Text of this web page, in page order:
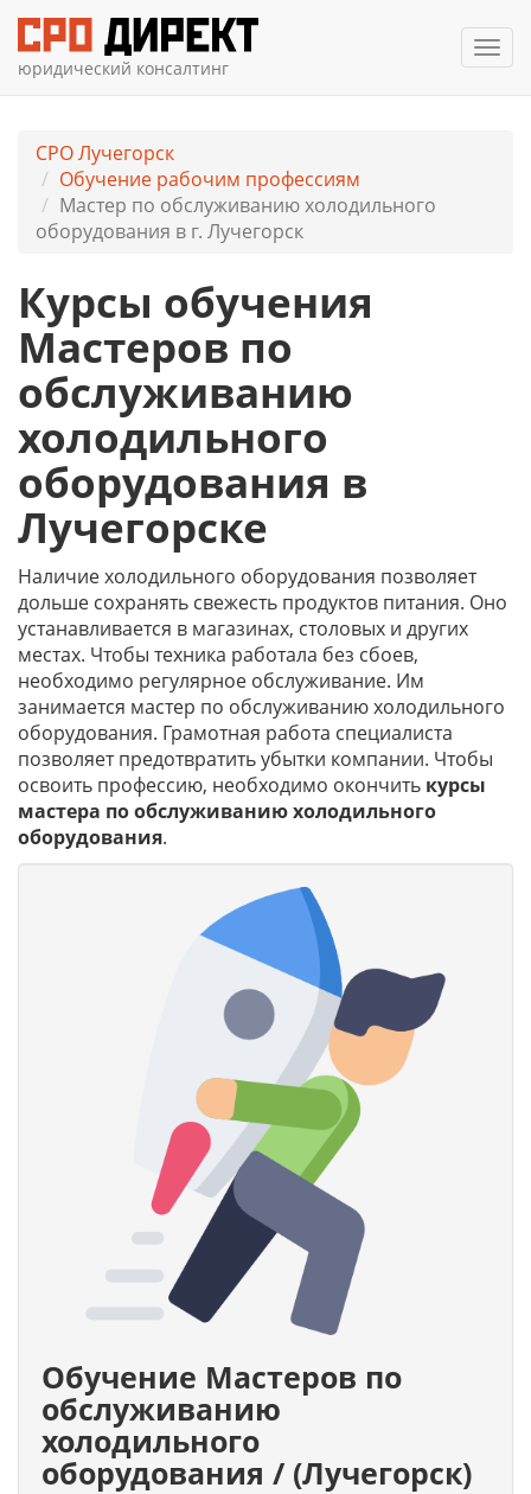
юридический консалтинг
СРО Лучегорск
Обучение рабочим профессиям
Мастер по обслуживанию холодильного
оборудования в г. Лучегорск
Курсы обучения
Мастеров по
обслуживанию
холодильного
оборудования в
Лучегорске
Наличие холодильного оборудования позволяет
дольше сохранять свежесть продуктов питания. Оно
устанавливается в магазинах, столовых и других
местах. Чтобы техника работала без сбоев,
необходимо регулярное обслуживание. Им
занимается мастер по обслуживанию холодильного
оборудования. Грамотная работа специалиста
позволяет предотвратить убытки компании. Чтобы
освоить профессию, необходимо окончить курсы
мастера по обслуживанию холодильного
оборудования.
Обучение Мастеров по
обслуживанию
холодильного
оборудования / (Лучегорск)